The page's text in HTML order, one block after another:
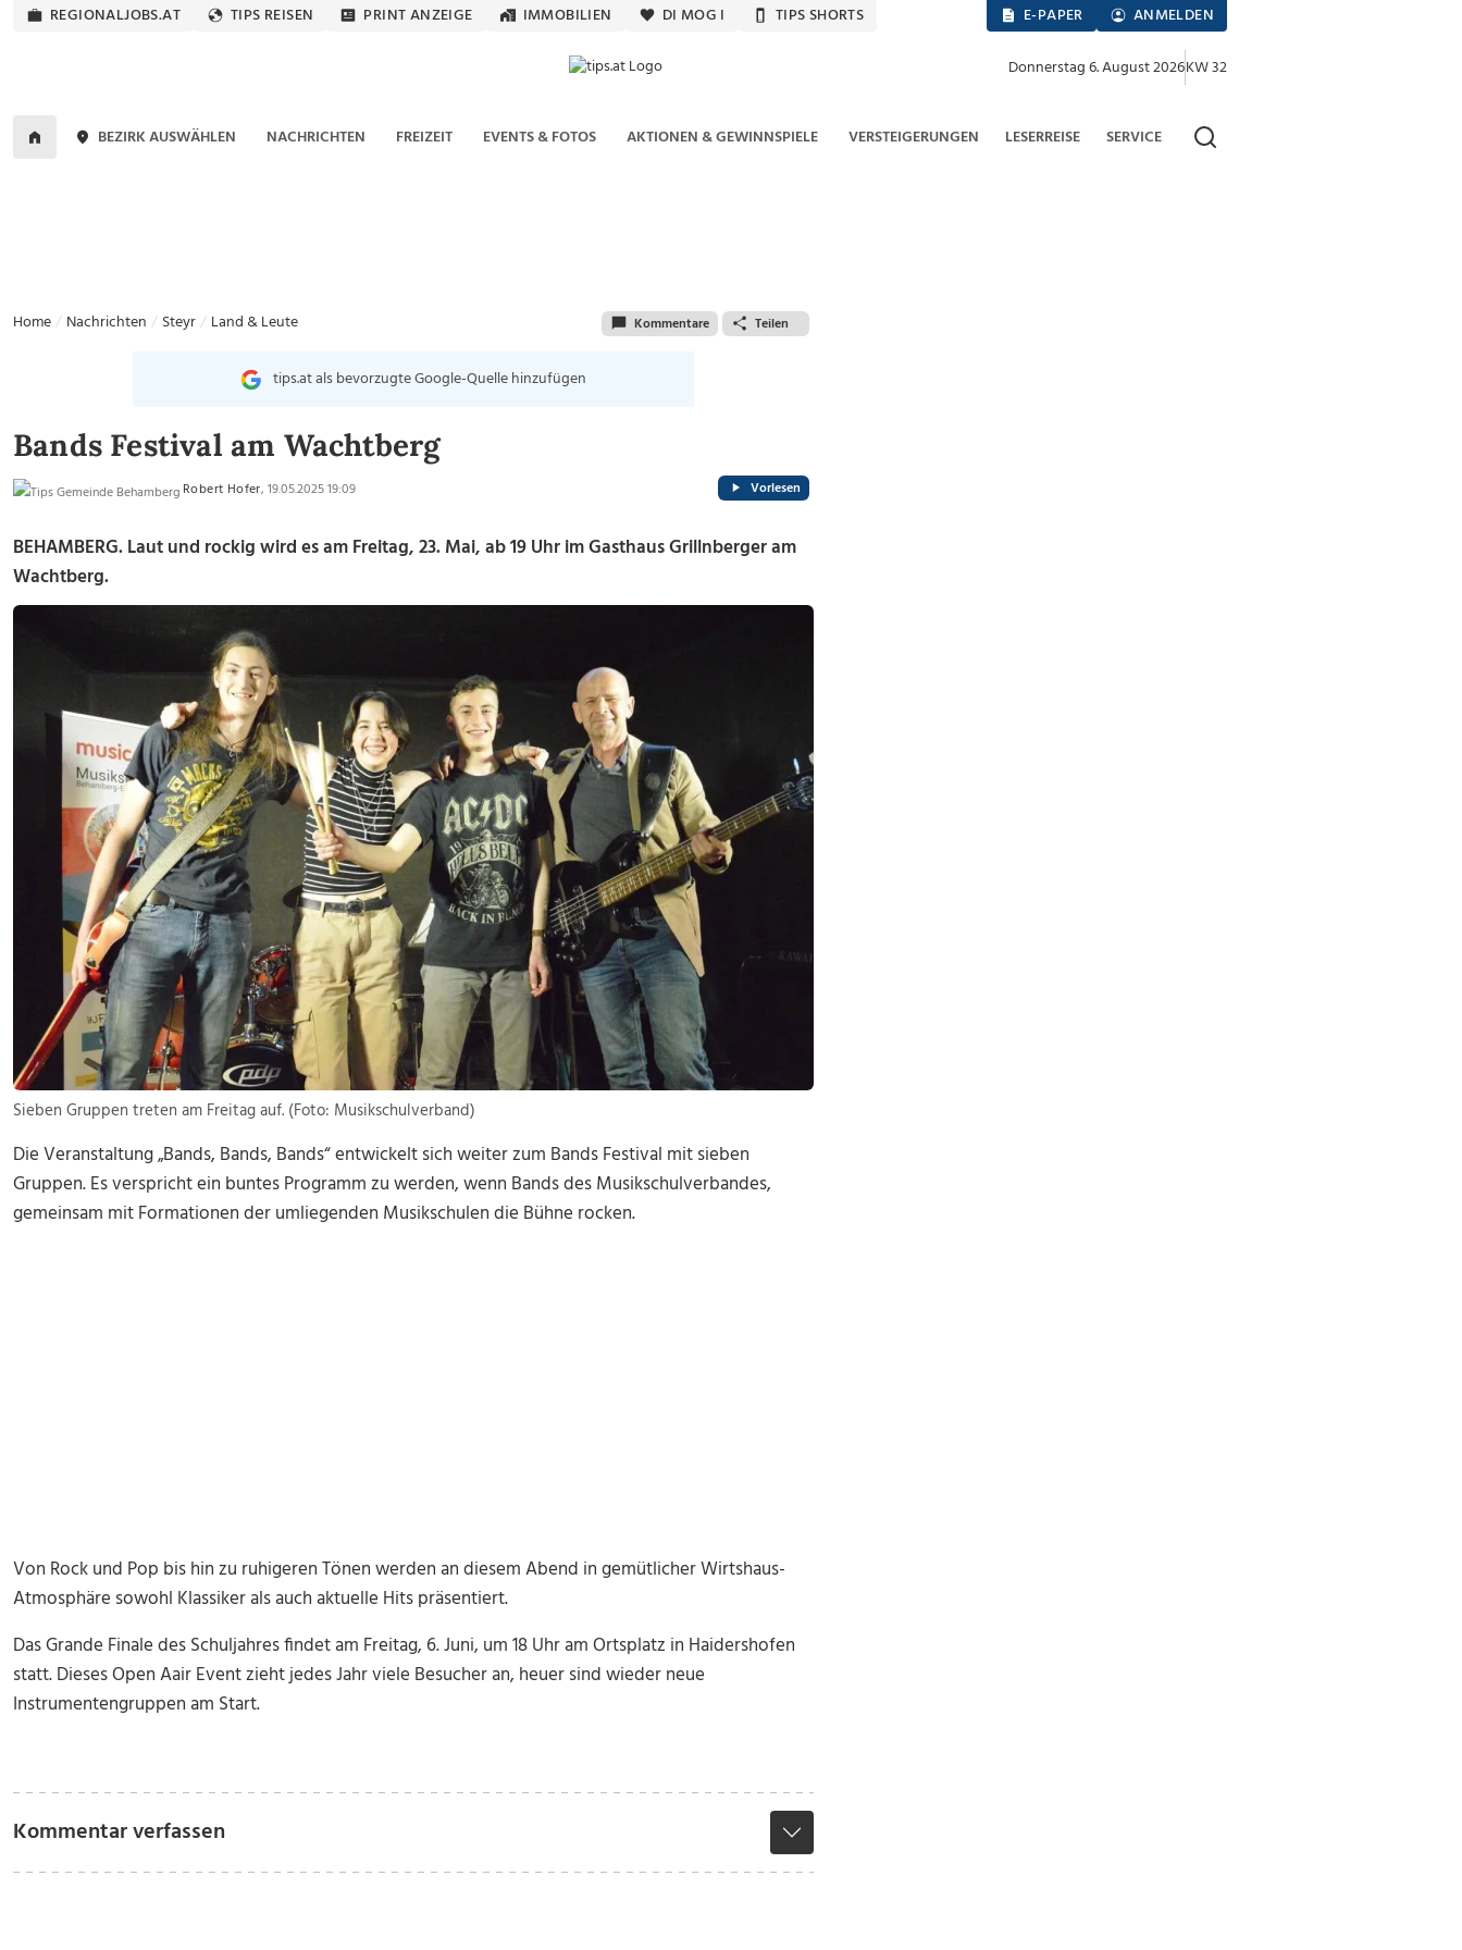
REGIONALJOBS.AT TIPS REISEN PRINT ANZEIGE IMMOBILIEN DI MOG I TIPS SHORTS E-PAPER ANMELDEN
Donnerstag 6. August 2026KW 32
BEZIRK AUSWÄHLEN NACHRICHTEN FREIZEIT EVENTS & FOTOS AKTIONEN & GEWINNSPIELE VERSTEIGERUNGEN LESERREISE SERVICE
Home Nachrichten Steyr Land & Leute Kommentare Teilen
tips.at als bevorzugte Google-Quelle hinzufügen
Bands Festival am Wachtberg
Robert Hofer, 19.05.2025 19:09 Vorlesen
BEHAMBERG. Laut und rockig wird es am Freitag, 23. Mai, ab 19 Uhr im Gasthaus Grillnberger am
Wachtberg.
Sieben Gruppen treten am Freitag auf. (Foto: Musikschulverband)
Die Veranstaltung „Bands, Bands, Bands“ entwickelt sich weiter zum Bands Festival mit sieben
Gruppen. Es verspricht ein buntes Programm zu werden, wenn Bands des Musikschulverbandes,
gemeinsam mit Formationen der umliegenden Musikschulen die Bühne rocken.
Von Rock und Pop bis hin zu ruhigeren Tönen werden an diesem Abend in gemütlicher Wirtshaus-
Atmosphäre sowohl Klassiker als auch aktuelle Hits präsentiert.
Das Grande Finale des Schuljahres findet am Freitag, 6. Juni, um 18 Uhr am Ortsplatz in Haidershofen
statt. Dieses Open Aair Event zieht jedes Jahr viele Besucher an, heuer sind wieder neue
Instrumentengruppen am Start.
Kommentar verfassen